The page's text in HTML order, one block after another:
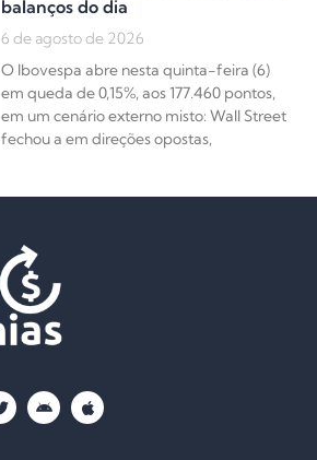
balanços do dia
6 de agosto de 2026
O Ibovespa abre nesta quinta-feira (6)
em queda de 0,15%, aos 177.460 pontos,
em um cenário externo misto: Wall Street
fechou a em direções opostas,